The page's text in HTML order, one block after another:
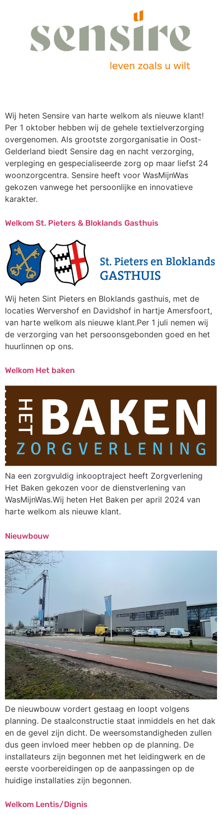
Wij heten Sensire van harte welkom als nieuwe klant!
Per 1 oktober hebben wij de gehele textielverzorging
overgenomen. Als grootste zorgorganisatie in Oost-
Gelderland biedt Sensire dag en nacht verzorging,
verpleging en gespecialiseerde zorg op maar liefst 24
woonzorgcentra. Sensire heeft voor WasMijnWas
gekozen vanwege het persoonlijke en innovatieve
karakter.
Welkom St. Pieters & Bloklands Gasthuis
Wij heten Sint Pieters en Bloklands gasthuis, met de
locaties Wervershof en Davidshof in hartje Amersfoort,
van harte welkom als nieuwe klant.Per 1 juli nemen wij
de verzorging van het persoonsgebonden goed en het
huurlinnen op ons.
Welkom Het baken
Na een zorgvuldig inkooptraject heeft Zorgverlening
Het Baken gekozen voor de dienstverlening van
WasMijnWas.Wij heten Het Baken per april 2024 van
harte welkom als nieuwe klant.
Nieuwbouw
De nieuwbouw vordert gestaag en loopt volgens
planning. De staalconstructie staat inmiddels en het dak
en de gevel zijn dicht. De weersomstandigheden zullen
dus geen invloed meer hebben op de planning. De
installateurs zijn begonnen met het leidingwerk en de
eerste voorbereidingen op de aanpassingen op de
huidige installaties zijn begonnen.
Welkom Lentis/Dignis